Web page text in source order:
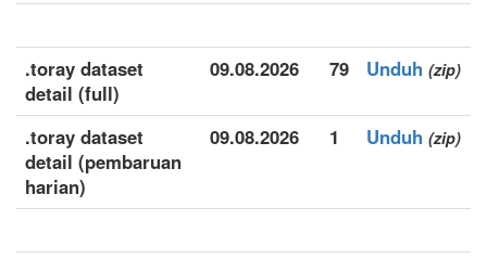
.toray dataset
detail (full)
09.08.2026 79 Unduh (zip)
.toray dataset
detail (pembaruan
harian)
09.08.2026 1 Unduh (zip)